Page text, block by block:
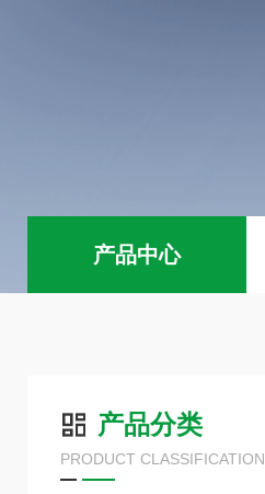
产品中心
产品分类
PRODUCT CLASSIFICATION